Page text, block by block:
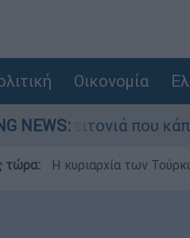
Οικονομία
NEWS:
που κάποτε τους
τώρα: Η κυριαρχία των